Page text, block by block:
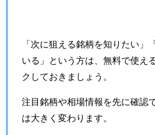
「次に狙える銘柄を知りたい」
いる」という方は、無料で使え
クしておきましょう。
注目銘柄や相場情報を先に確認
は大きく変わります。